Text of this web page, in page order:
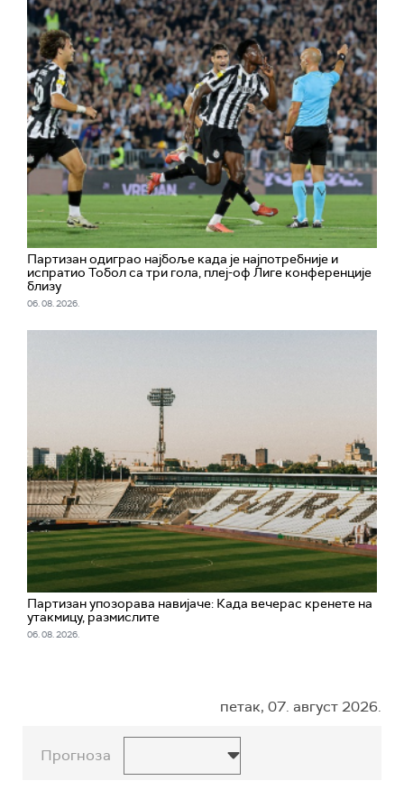
Партизан одиграо најбоље када је најпотребније и
испратио Тобол са три гола, плеј-оф Лиге конференције
близу
06. 08. 2026.
Партизан упозорава навијаче: Када вечерас кренете на
утакмицу, размислите
06. 08. 2026.
петак, 07. август 2026.
Прогноза